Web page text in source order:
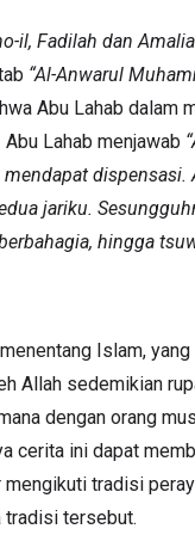
il, Fadilah dan
“Al-Anwarul
Abu Lahab dalam
Abu Lahab menjawab
jariku.
hingga
Islam,
Allah sedemikian
dengan orang
cerita ini dapat
tradisi
tradisi tersebut.